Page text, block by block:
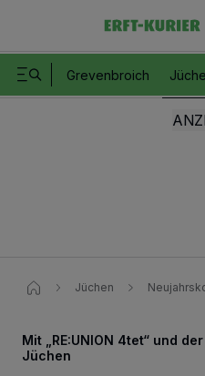
Grevenbroich
Jüchen
Mit „RE:UNION 4tet“ und
Jüchen